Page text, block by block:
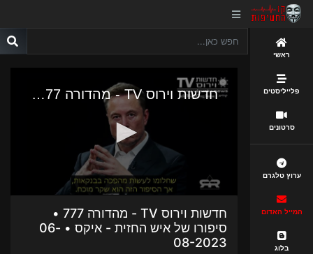
ראשי
פלייליסטים
סרטונים
ערוץ טלגרם
המייל האדום
בלוג
חדשות וירוס TV - מהדורה 777 •
סיפורו של איש החזית - איקס • 06-
08-2023